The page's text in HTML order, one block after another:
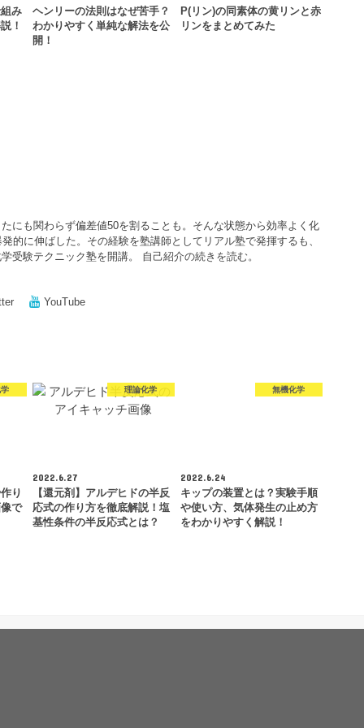
み
！
ヘンリーの法則はなぜ苦手？
わかりやすく単純な解法を公
開！
P(リン)の同素体の黄リンと赤
リンをまとめてみた
にも関わらず偏差値50を割ることも。そんな状態から効率よく化
的に伸ばした。その経験を塾講師としてリアル塾で発揮するも、
受験テクニック塾を開講。 自己紹介の続きを読む。
YouTube
り
で
理論化学
2022.6.27
【還元剤】アルデヒドの半反
応式の作り方を徹底解説！塩
基性条件の半反応式とは？
無機化学
2022.6.24
キップの装置とは？実験手順
や使い方、気体発生の止め方
をわかりやすく解説！